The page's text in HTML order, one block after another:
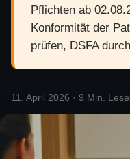
Pflichten ab
Konformität der
prüfen, DSFA
11. April 2026 · 9 Min.